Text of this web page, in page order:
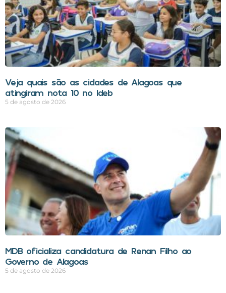
Veja quais são as cidades de Alagoas que
atingiram nota 10 no Ideb
5 de agosto de 2026
MDB oficializa candidatura de Renan Filho ao
Governo de Alagoas
5 de agosto de 2026